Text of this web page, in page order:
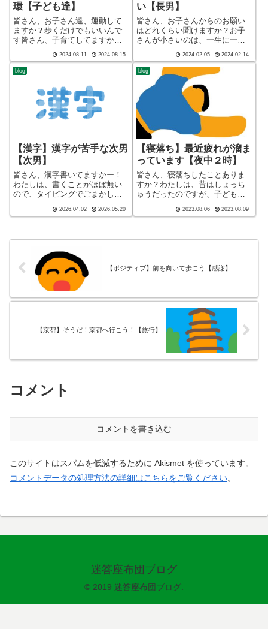
環【子ども達】
皆さん、お子さん達、運動して
ますか？歩くだけでもいいんで
す皆さん、子育てしてますか
ョン（blog short ver）こんばん
わ、迷答座布団ブログの運営を
です。わたし...
2024.08.11 2024.08.15
い【長男】
皆さん、お子さんからのお願い
はどれくらい聞けますか？お子
さんが小さいのは、一生に一回
ますかー！ブログ ショート
バージョン（blog short ver）こ
んばんわ、迷答座布団ブログの
運営をしている ざぶ(@me...
2024.02.05 2024.02.14
blog
【漢字】漢字が苦手な次男
【次男】
皆さん、漢字書いてますかー！
わたしは、書くことがほぼ無い
ので、タイピングでごまかして
ですかね。皆さん、子育てして
ぶ(@meitou_zabuton)です。わ...
2026.04.02 2026.05.20
blog
【寝落ち】最近疲れが溜ま
っています【夜中２時】
皆さん、寝落ちしたことありま
すか？わたしは、昔はしょっち
ゅうだったのですが、子どもが
育てしてますかー！ブログ シ
ログの運営をしている ざぶ...
2023.08.06 2023.08.09
【ポジティブ】前を向いて歩こう【感謝】
【京都】そうだ！京都へ行こう！【旅行】
コメント
コメントを書き込む
このサイトはスパムを低減するために Akismet を使っています。
コメントデータの処理方法の詳細はこちらをご覧ください。
迷答座布団ブログ
© 2019 迷答座布団ブログ.